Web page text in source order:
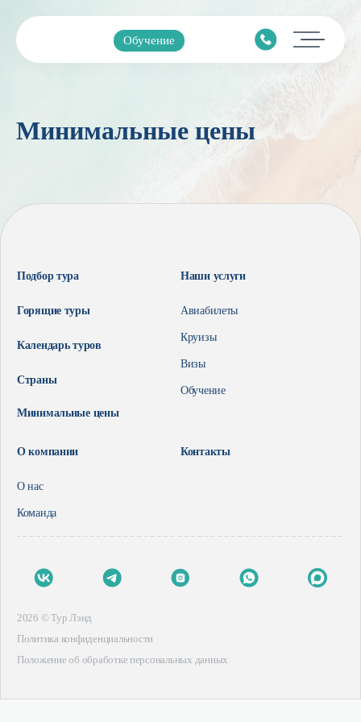
Обучение
Подбор тура
Визы
Обучение
О компании
О нас
Команда
+7 9126775792
офис 274
Минимальные цены
Подбор тура
Горящие туры
Календарь туров
Страны
Минимальные цены
Наши услуги
Авиабилеты
Круизы
Визы
Обучение
О компании
О нас
Команда
Контакты
2026 © Тур Лэнд
Политика конфиденциальности
Положение об обработке персональных данных